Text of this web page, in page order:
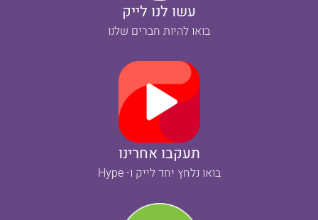
עשו לנו לייק
בואו להיות חברים שלנו
תעקבו אחרינו
בואו נלחץ יחד לייק ו- Hype